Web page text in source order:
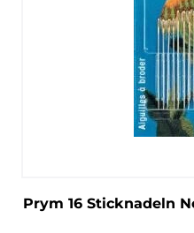
Prym 16 Sticknadeln